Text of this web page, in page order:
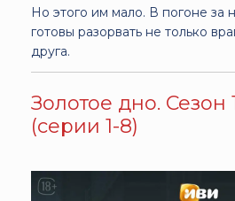
Но этого им мало. В погоне за
готовы разорвать не только
друга.
Золотое дно. Сезон
(серии 1-8)